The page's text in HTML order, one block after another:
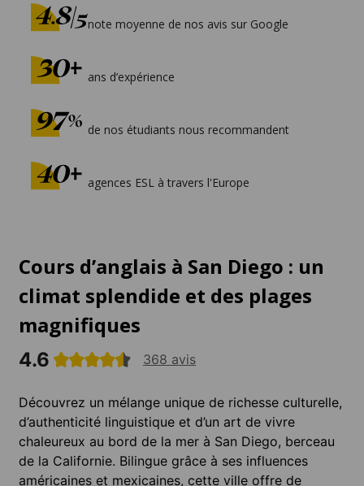
note moyenne de nos avis sur Google
ans d’expérience
de nos étudiants nous recommandent
agences ESL à travers l'Europe
Cours d’anglais à San Diego : un
climat splendide et des plages
magnifiques
4.6 368 avis
Découvrez un mélange unique de richesse culturelle,
d’authenticité linguistique et d’un art de vivre
chaleureux au bord de la mer à San Diego, berceau
de la Californie. Bilingue grâce à ses influences
américaines et mexicaines, cette ville offre de